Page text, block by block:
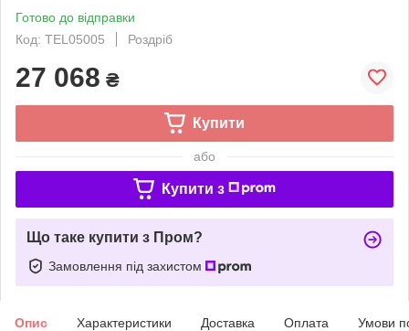
Готово до відправки
Код: TEL05005
Роздріб
27 068 ₴
Купити
або
Купити з
Що таке купити з Пром?
Замовлення під захистом
Опис Характеристики Доставка Оплата Умови